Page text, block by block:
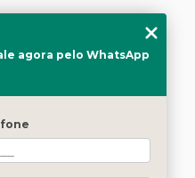
agora pelo WhatsApp